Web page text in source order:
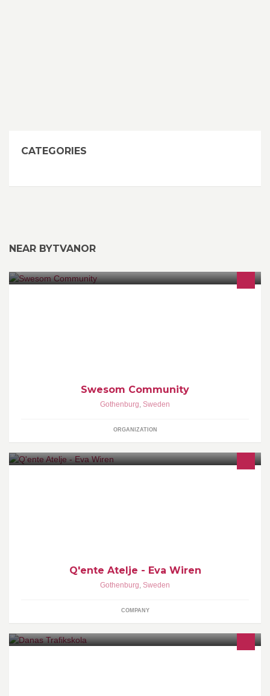
CATEGORIES
NEAR BYTVANOR
Swesom Community
Gothenburg, Sweden
ORGANIZATION
Q'ente Atelje - Eva Wiren
Gothenburg, Sweden
COMPANY